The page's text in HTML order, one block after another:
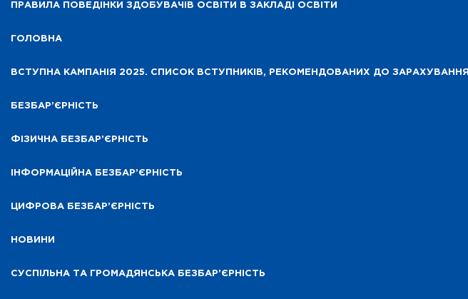
ПРАВИЛА ПОВЕДІНКИ ЗДОБУВАЧІВ ОСВІТИ В ЗАКЛАДІ ОСВІТИ
ГОЛОВНА
ВСТУПНА КАМПАНІЯ 2025. СПИСОК ВСТУПНИКІВ, РЕКОМЕНДОВАНИХ ДО ЗАРАХУВАННЯ
БЕЗБАР’ЄРНІСТЬ
ФІЗИЧНА БЕЗБАР’ЄРНІСТЬ
ІНФОРМАЦІЙНА БЕЗБАР’ЄРНІСТЬ
ЦИФРОВА БЕЗБАР’ЄРНІСТЬ
НОВИНИ
СУСПІЛЬНА ТА ГРОМАДЯНСЬКА БЕЗБАР’ЄРНІСТЬ